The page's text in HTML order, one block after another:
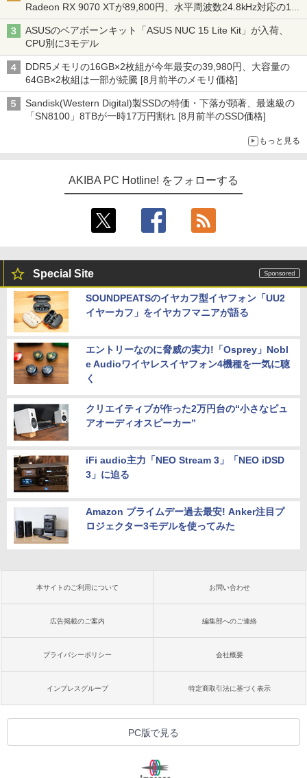
Radeon RX 9070 XTが89,800円、水平周波数24.8kHz対応の17
型モニターが9,801円、暑さ指数連動セール ほか
ASUSのベアボーンキット「ASUS NUC 15 Lite Kit」が入荷、
CPU別に3モデル
DDR5メモリの16GB×2枚組が今年最安の39,980円、大容量の
64GB×2枚組は一部が続騰 [8月前半のメモリ価格]
Sandisk(Western Digital)製SSDの特価・下落が顕著、最速級の
「SN8100」8TBが一時17万円割れ [8月前半のSSD価格]
もっと見る
AKIBA PC Hotline! をフォローする
Special Site
SOUNDPEATSのイヤカフ型イヤフォン「UU2
イヤーカフ」をイヤカフマニアが語る
エントリーなのに脅威の実力!「Osprey」Nobl
e Audioワイヤレスイヤフォン4機種を一気に聴
く
クリエイティブが作った2万円台の“小さなピュ
アオーディオスピーカー”
iFi audio主力「NEO Stream 3」「NEO iDSD
3」に迫る
Amazon プライムデー過去最安! Anker注目プ
ロジェクター3モデルを使ってみた
本サイトのご利用について お問い合わせ
広告掲載のご案内 編集部へのご連絡
プライバシーポリシー 会社概要
インプレスグループ 特定商取引法に基づく表示
PC版で見る